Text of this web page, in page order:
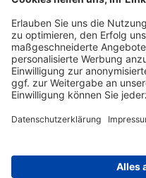
Druckerzubehoer.de –
Sie sind auf der Suche
oder Zubehör für das
Smartphone? Dann sind
richtig! Unser breites
und Toner für alle
kleiner Hersteller. Zugleich
einrichten, die
was Ihren Arbeitsplatz
bei uns auch